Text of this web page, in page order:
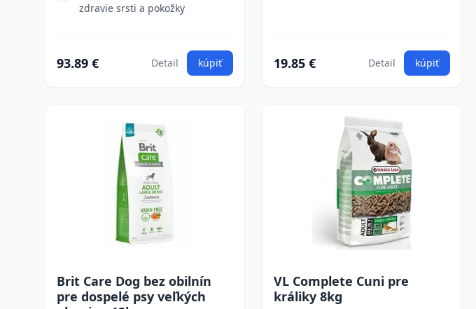
zdravie srsti a pokožky
93.89 € Detail kúpiť 19.85 € Detail kúpiť
Brit Care Dog bez obilnín
pre dospelé psy veľkých
VL Complete Cuni pre
králiky 8kg